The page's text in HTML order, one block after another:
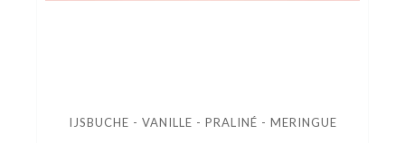
IJSBUCHE - VANILLE - PRALINÉ - MERINGUE